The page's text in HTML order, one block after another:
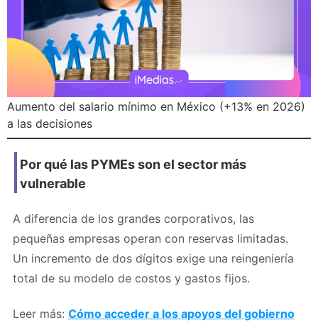
Aumento del salario mínimo en México (+13% en 2026)
a las decisiones
Por qué las PYMEs son el sector más
vulnerable
A diferencia de los grandes corporativos, las
pequeñas empresas operan con reservas limitadas.
Un incremento de dos dígitos exige una reingeniería
total de su modelo de costos y gastos fijos.
Leer más: Cómo acceder a los apoyos del gobierno